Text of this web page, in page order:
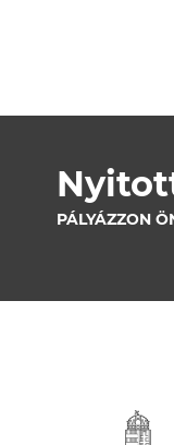
PÁLYÁZZON